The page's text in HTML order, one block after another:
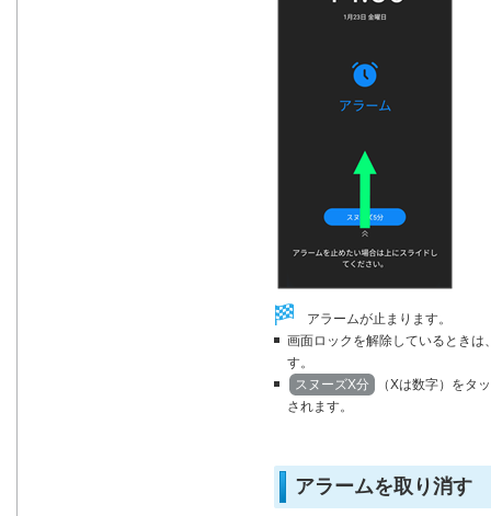
アラームが止まります。
画面ロックを解除しているときは
す。
スヌーズX分
（Xは数字）をタ
されます。
アラームを取り消す